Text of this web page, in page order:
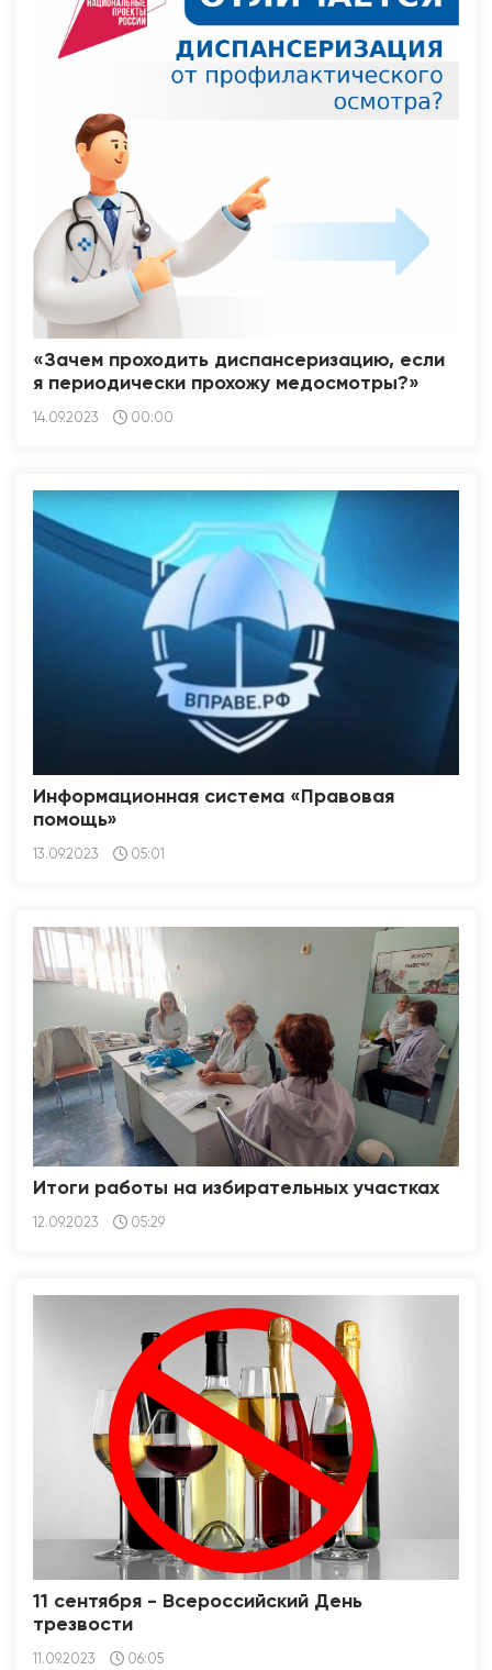
«Зачем проходить диспансеризацию, если
я периодически прохожу медосмотры?»
14.09.2023 00:00
Информационная система «Правовая
помощь»
13.09.2023 05:01
Итоги работы на избирательных участках
12.09.2023 05:29
11 сентября - Всероссийский День
трезвости
11.09.2023 06:05